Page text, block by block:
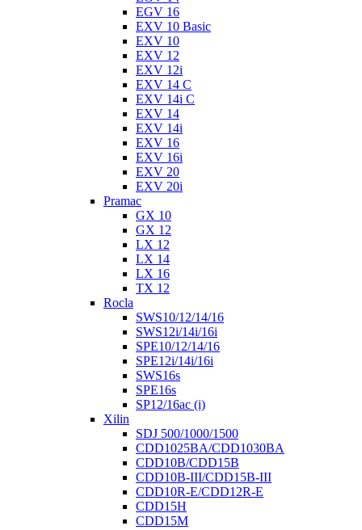
EGV 16
EXV 10 Basic
EXV 10
EXV 12
EXV 12i
EXV 14 C
EXV 14i C
EXV 14
EXV 14i
EXV 16
EXV 16i
EXV 20
EXV 20i
Pramac
GX 10
GX 12
LX 12
LX 14
LX 16
TX 12
Rocla
SWS10/12/14/16
SWS12i/14i/16i
SPE10/12/14/16
SPE12i/14i/16i
SWS16s
SPE16s
SP12/16ac (i)
Xilin
SDJ 500/1000/1500
CDD1025BA/CDD1030BA
CDD10B/CDD15B
CDD10B-III/CDD15B-III
CDD10R-E/CDD12R-E
CDD15H
CDD15M